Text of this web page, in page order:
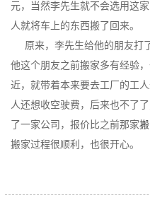
元，当然李先生就不会选用这
人就将车上的东西搬了回来。
原来，李先生给他的朋友打
他这个朋友之前搬家多有经验
近，就带着本来要去工厂的工
人还想收空驶费，后来也不了
了一家公司，报价比之前那家
搬家过程很顺利，也很开心。